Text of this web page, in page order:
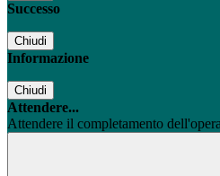
Successo
Chiudi
Informazione
Chiudi
Attendere...
Attendere il completamento